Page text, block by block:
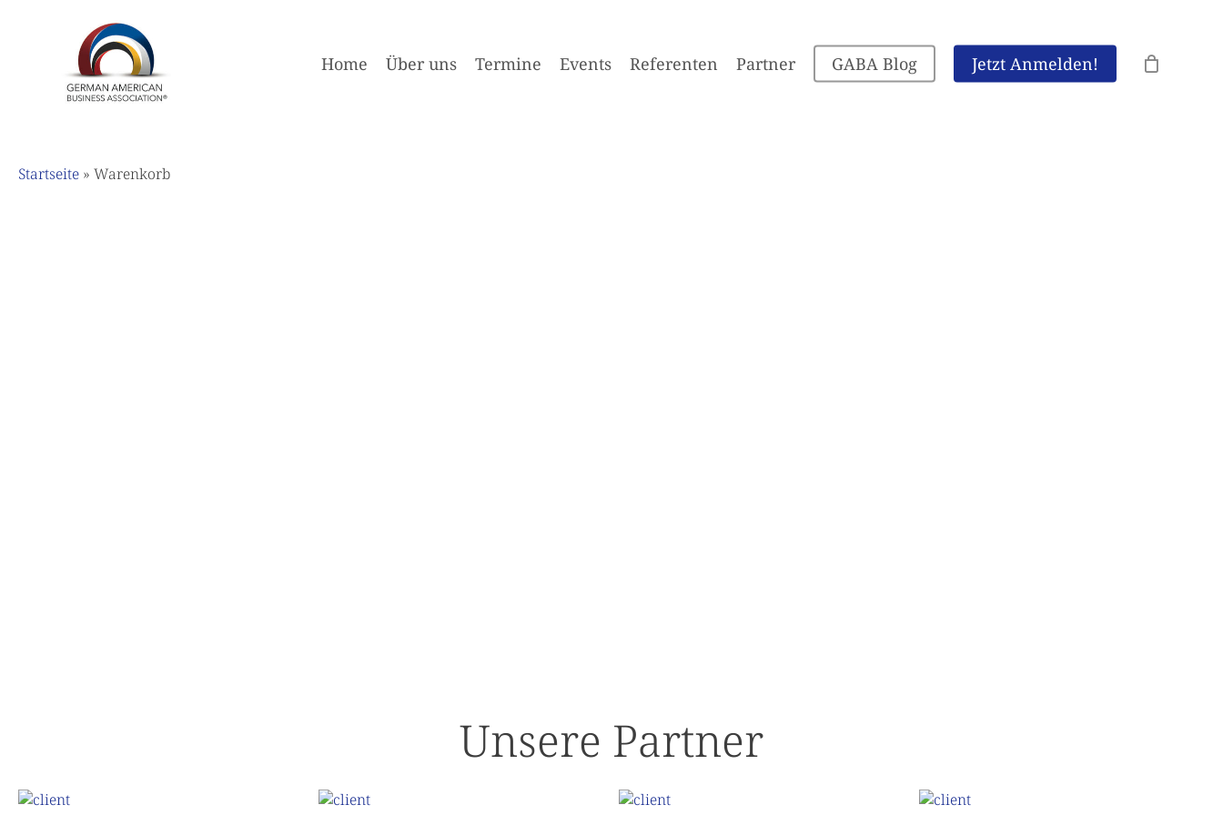
Home Über uns Termine Events Referenten Partner GABA Blog Jetzt Anmelden!
Startseite » Warenkorb
Unsere Partner